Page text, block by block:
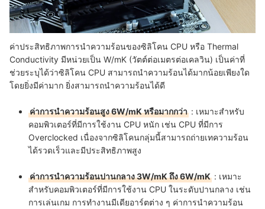
ค่าประสิทธิภาพการนำความร้อนของซิลิโคน CPU หรือ Thermal
Conductivity มีหน่วยเป็น W/mK (วัตต์ต่อเมตรต่อเคลวิน) เป็นค่าที่
ช่วยระบุได้ว่าซิลิโคน CPU สามารถนำความร้อนได้มากน้อยเพียงใด
โดยยิ่งมีค่ามาก ยิ่งสามารถนำความร้อนได้ดี
ค่าการนำความร้อนสูง 6W/mK หรือมากกว่า : เหมาะสำหรับ
คอมพิวเตอร์ที่มีการใช้งาน CPU หนัก เช่น CPU ที่มีการ
Overclocked เนื่องจากซิลิโคนกลุ่มนี้สามารถถ่ายเทความร้อน
ได้รวดเร็วและมีประสิทธิภาพสูง
ค่าการนำความร้อนปานกลาง 3W/mK ถึง 6W/mK : เหมาะ
สำหรับคอมพิวเตอร์ที่มีการใช้งาน CPU ในระดับปานกลาง เช่น
การเล่นเกม การทำงานมีเดียอาร์ตต่าง ๆ ค่าการนำความร้อน